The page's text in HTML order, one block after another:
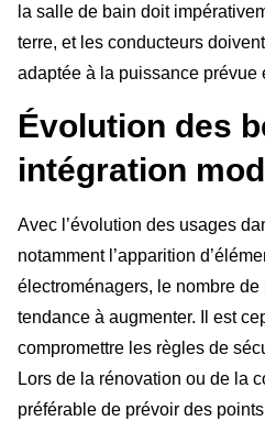
la salle de bain doit
terre, et les conducteurs
adaptée à la puissance prévue
Évolution des
intégration
Avec l’évolution des usages
notamment l’apparition
électroménagers, le nombre
tendance à augmenter. Il est
compromettre les règles de
Lors de la rénovation ou de la
préférable de prévoir des